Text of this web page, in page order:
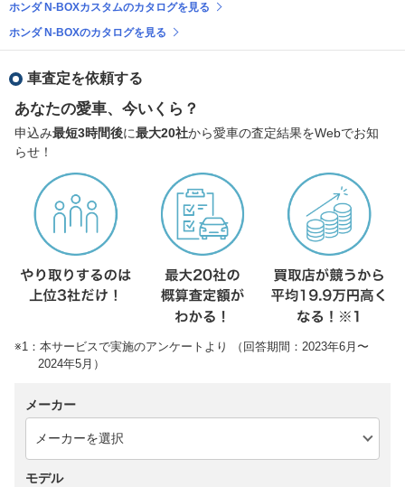
ホンダ N-BOXカスタムのカタログを見る
ホンダ N-BOXのカタログを見る
車査定を依頼する
あなたの愛車、今いくら？
申込み最短3時間後に最大20社から愛車の査定結果をWebでお知
らせ！
※1：本サービスで実施のアンケートより （回答期間：2023年6月〜
2024年5月）
メーカー
モデル